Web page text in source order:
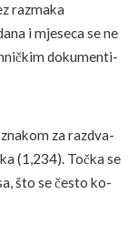
ra­zma­ka
i mje­se­ca se ne
do­ku­men­ti­
za ra­zdva­
(1,234). Točka se
što se čes­to ko­